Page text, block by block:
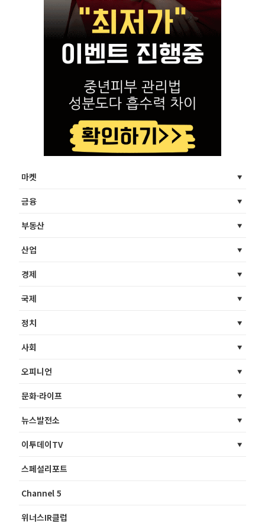
마켓
금융
부동산
산업
경제
국제
정치
사회
오피니언
문화·라이프
뉴스발전소
이투데이TV
스페셜리포트
Channel 5
위너스IR클럽